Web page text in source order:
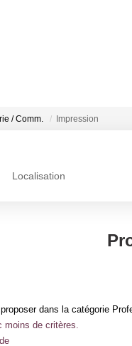
/ Comm. Impression
Localisation
dans la catégorie
moins de critères.